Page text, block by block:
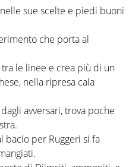
sue scelte e piedi buoni
che porta al
tra le linee e crea più di un
nella ripresa cala
avversari, trova poche
bacio per Ruggeri si fa